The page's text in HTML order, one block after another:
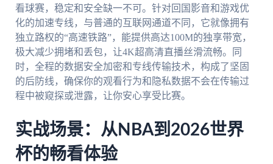
看球赛，稳定和安全缺一不可。针对回国影音和游戏优
化的加速专线，与普通的互联网通道不同，它就像拥有
独立路权的“高速铁路”，能提供高达100M的独享带宽，
极大减少拥堵和丢包，让4K超高清直播丝滑流畅。同
时，全程的数据安全加密和专线传输技术，构成了坚固
的后防线，确保你的观看行为和隐私数据不会在传输过
程中被窥探或泄露，让你安心享受比赛。
实战场景：从NBA到2026世界
杯的畅看体验